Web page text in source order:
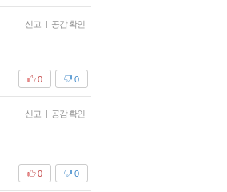
신고 | 공감 확인
0
0
신고 | 공감 확인
0
0